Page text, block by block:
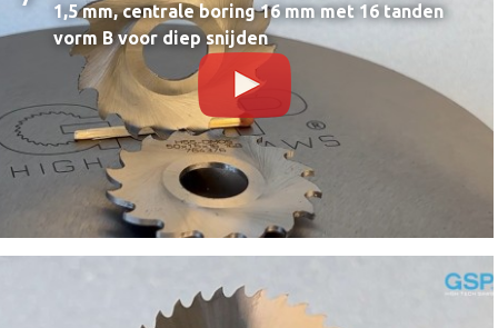
1,5 mm, centrale boring 16 mm met 16 tanden
vorm B voor diep snijden